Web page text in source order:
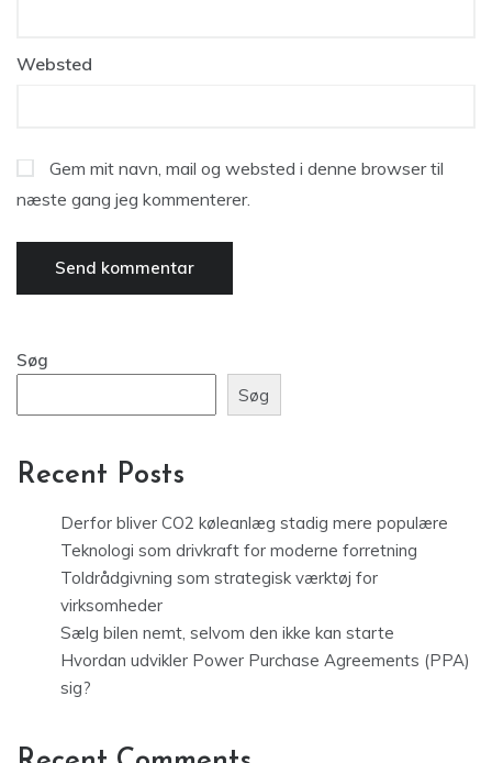
Websted
Gem mit navn, mail og websted i denne browser til
næste gang jeg kommenterer.
Søg
Søg
Recent Posts
Derfor bliver CO2 køleanlæg stadig mere populære
Teknologi som drivkraft for moderne forretning
Toldrådgivning som strategisk værktøj for
virksomheder
Sælg bilen nemt, selvom den ikke kan starte
Hvordan udvikler Power Purchase Agreements (PPA)
sig?